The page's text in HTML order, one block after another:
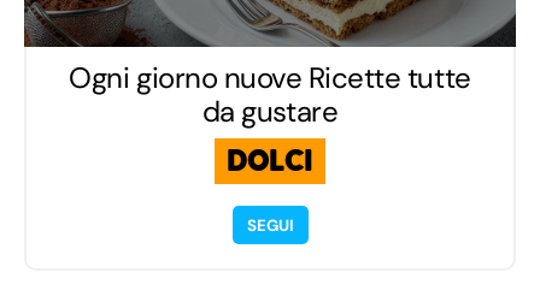
Ogni giorno nuove Ricette tutte
da gustare
DOLCI
SEGUI